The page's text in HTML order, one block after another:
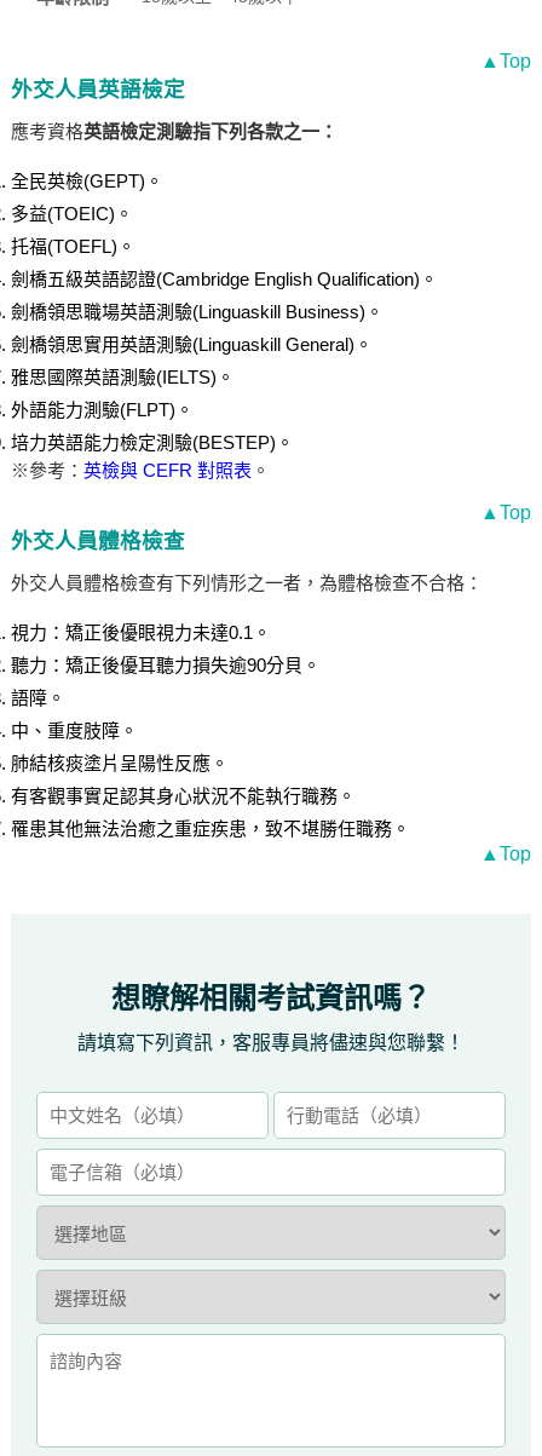
▲Top
外交人員英語檢定
應考資格英語檢定測驗指下列各款之一：
全民英檢(GEPT)。
多益(TOEIC)。
托福(TOEFL)。
劍橋五級英語認證(Cambridge English Qualification)。
劍橋領思職場英語測驗(Linguaskill Business)。
劍橋領思實用英語測驗(Linguaskill General)。
雅思國際英語測驗(IELTS)。
外語能力測驗(FLPT)。
培力英語能力檢定測驗(BESTEP)。
※參考： 英檢與 CEFR 對照表 。
▲Top
外交人員體格檢查
外交人員體格檢查有下列情形之一者，為體格檢查不合格：
視力：矯正後優眼視力未達0.1。
聽力：矯正後優耳聽力損失逾90分貝。
語障。
中、重度肢障。
肺結核痰塗片呈陽性反應。
有客觀事實足認其身心狀況不能執行職務。
罹患其他無法治癒之重症疾患，致不堪勝任職務。
▲Top
想瞭解相關考試資訊嗎？
請填寫下列資訊，客服專員將儘速與您聯繫！